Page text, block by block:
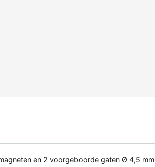
en 2 voorgeboorde gaten Ø 4,5